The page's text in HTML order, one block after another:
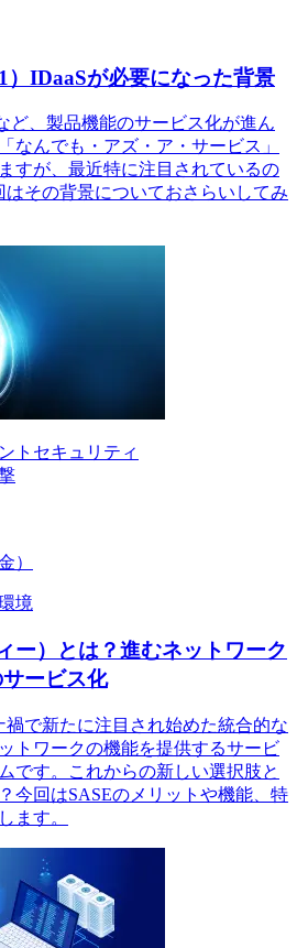
）IDaaSが必要になった背景
など、製品機能のサービス化が進ん
なんでも・アズ・ア・サービス」
すが、最近特に注目されているの
はその背景についておさらいしてみ
トセキュリティ
）
境
ー）とは？進むネットワーク
ービス化
禍で新たに注目され始めた統合的な
トワークの機能を提供するサービ
です。これからの新しい選択肢と
今回はSASEのメリットや機能、特
ます。